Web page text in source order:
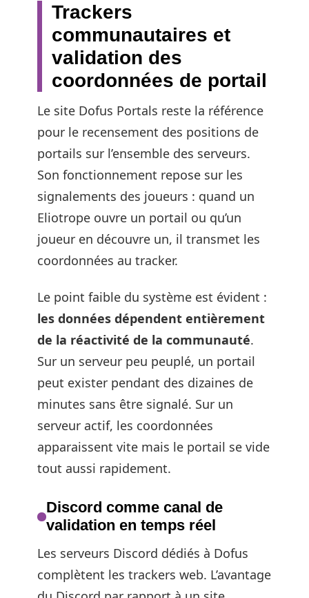
Trackers
communautaires et
validation des
coordonnées de portail
Le site Dofus Portals reste la référence
pour le recensement des positions de
portails sur l’ensemble des serveurs.
Son fonctionnement repose sur les
signalements des joueurs : quand un
Eliotrope ouvre un portail ou qu’un
joueur en découvre un, il transmet les
coordonnées au tracker.
Le point faible du système est évident :
les données dépendent entièrement
de la réactivité de la communauté.
Sur un serveur peu peuplé, un portail
peut exister pendant des dizaines de
minutes sans être signalé. Sur un
serveur actif, les coordonnées
apparaissent vite mais le portail se vide
tout aussi rapidement.
Discord comme canal de
validation en temps réel
Les serveurs Discord dédiés à Dofus
complètent les trackers web. L’avantage